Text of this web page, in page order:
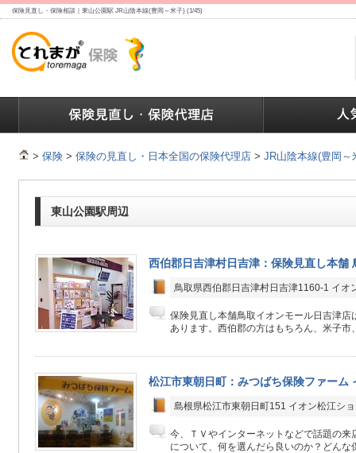
保険見直し・保険相談｜東山公園駅 JR山陰本線(豊岡～米子) (1/45)
> 保険 > 保険の見直し・日本全国の保険代理店 > JR山陰本線(豊岡～
東山公園駅周辺
西伯郡日吉津村日吉津：保険見直し本舗
鳥取県西伯郡日吉津村日吉津1160-1 イオ
保険見直し本舗鳥取イオンモール日吉津店
あります。西伯郡の方はもちろん、米子市
松江市東朝日町：みつばち保険ファーム
島根県松江市東朝日町151 イオン松江シ
今、ＴＶやインターネットなどで話題の来
について、何を選んだら良いのか？どんな